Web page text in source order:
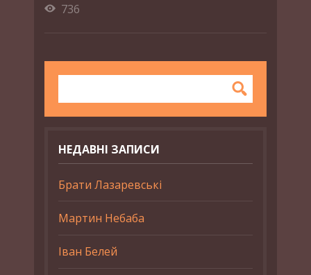
736
НЕДАВНІ ЗАПИСИ
Брати Лазаревські
Мартин Небаба
Іван Белей